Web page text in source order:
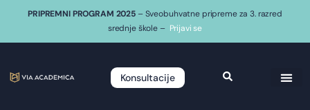
PRIPREMNI PROGRAM 2025 – Sveobuhvatne pripreme za 3. razred
srednje škole – Prijavi se
Konsultacije